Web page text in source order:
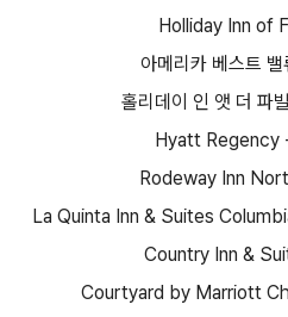
Holliday Inn of
아메리카 베스트
홀리데이 인 앳 더 파
Hyatt Regency
Rodeway Inn
La Quinta Inn & Suites
Country Inn &
Courtyard by Marriott